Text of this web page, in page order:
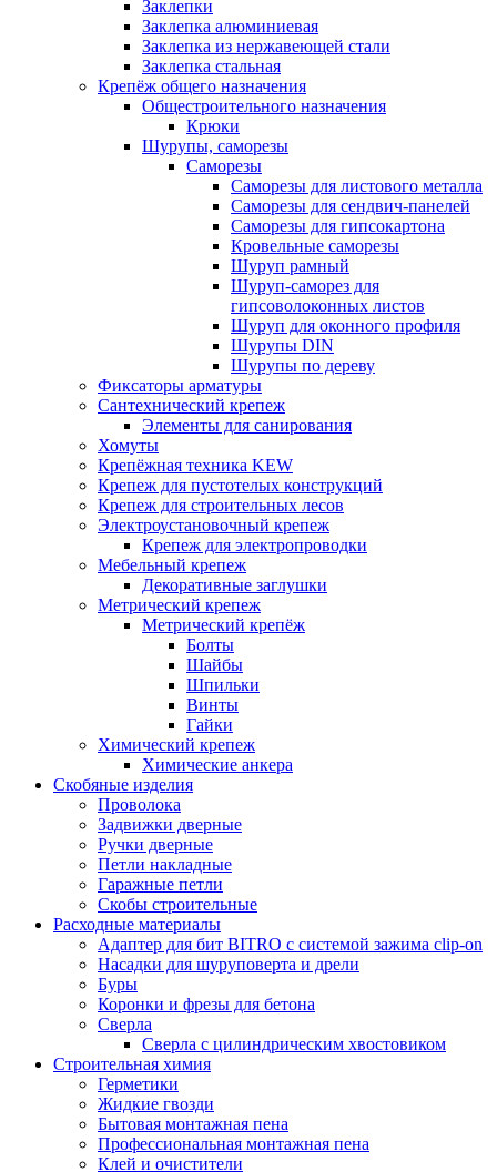
Заклепки
Заклепка алюминиевая
Заклепка из нержавеющей стали
Заклепка стальная
Крепёж общего назначения
Общестроительного назначения
Крюки
Шурупы, саморезы
Саморезы
Саморезы для листового металла
Саморезы для сендвич-панелей
Саморезы для гипсокартона
Кровельные саморезы
Шуруп рамный
Шуруп-саморез для
гипсоволоконных листов
Шуруп для оконного профиля
Шурупы DIN
Шурупы по дереву
Фиксаторы арматуры
Сантехнический крепеж
Элементы для санирования
Хомуты
Крепёжная техника KEW
Крепеж для пустотелых конструкций
Крепеж для строительных лесов
Электроустановочный крепеж
Крепеж для электропроводки
Мебельный крепеж
Декоративные заглушки
Метрический крепеж
Метрический крепёж
Болты
Шайбы
Шпильки
Винты
Гайки
Химический крепеж
Химические анкера
Скобяные изделия
Проволока
Задвижки дверные
Ручки дверные
Петли накладные
Гаражные петли
Скобы строительные
Расходные материалы
Адаптер для бит BITRO с системой зажима clip-on
Насадки для шуруповерта и дрели
Буры
Коронки и фрезы для бетона
Сверла
Сверла с цилиндрическим хвостовиком
Строительная химия
Герметики
Жидкие гвозди
Бытовая монтажная пена
Профессиональная монтажная пена
Клей и очистители